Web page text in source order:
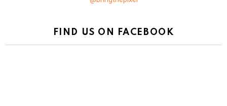
FIND US ON FACEBOOK